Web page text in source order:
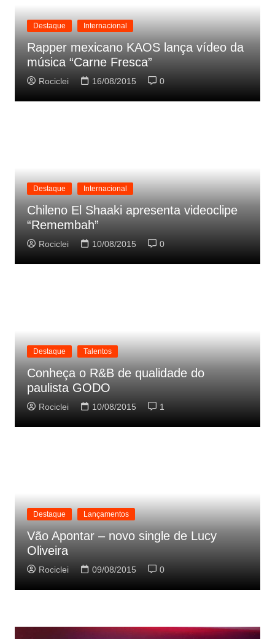
Destaque Internacional
Rapper mexicano KAOS lança vídeo da
música “Carne Fresca”
Rociclei 16/08/2015 0
Destaque Internacional
Chileno El Shaaki apresenta videoclipe
“Remembah”
Rociclei 10/08/2015 0
Destaque Talentos
Conheça o R&B de qualidade do
paulista GODO
Rociclei 10/08/2015 1
Destaque Lançamentos
Vão Apontar – novo single de Lucy
Oliveira
Rociclei 09/08/2015 0